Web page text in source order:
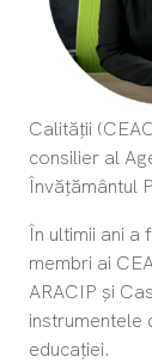
Calității
consilier al
Învățământul
În ultimii ani a
membri ai
ARACIP și
instrumentele
educației.